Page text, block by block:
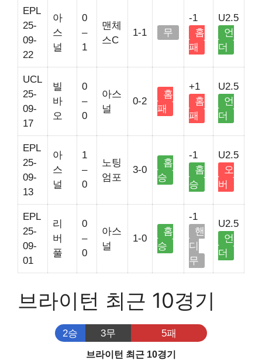
EPL
25-
09-
22
아
스
널
0
–
1
맨체
스C
1-1 무
-1
홈
패
U2.5
언
더
UCL
25-
09-
17
빌
바
오
0
–
0
아스
널
0-2
홈
패
+1
홈
패
U2.5
언
더
EPL
25-
09-
13
아
스
널
1
–
0
노팅
엄포
3-0
홈
승
-1
홈
승
U2.5
오
버
EPL
25-
09-
01
리
버
풀
0
–
0
아스
널
1-0
홈
승
-1
핸
디
무
U2.5
언
더
브라이턴 최근 10경기
2승 3무 5패
브라이턴 최근 10경기